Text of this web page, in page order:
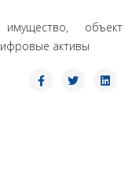
объект
активы